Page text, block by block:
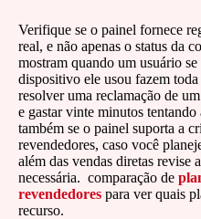
Verifique se o painel fornece
real, e não apenas o status da
mostram quando um usuário
dispositivo ele usou fazem
resolver uma reclamação de
e gastar vinte minutos
também se o painel suporta a
revendedores, caso você
além das vendas diretas revise
necessária. comparação de
revendedores para ver quais
recurso.